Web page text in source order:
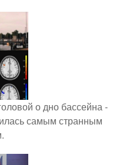
о дно бассейна -
самым странным